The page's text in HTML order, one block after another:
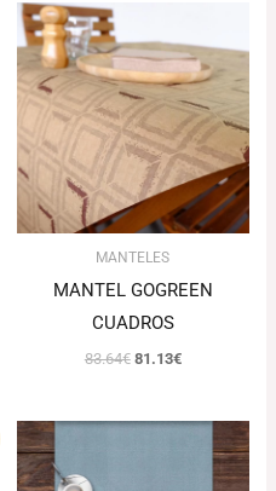
MANTELES
MANTEL GOGREEN
CUADROS
83.64€
original
era:
83.64€.
81.13€
actual
es:
El
El
precio
actual